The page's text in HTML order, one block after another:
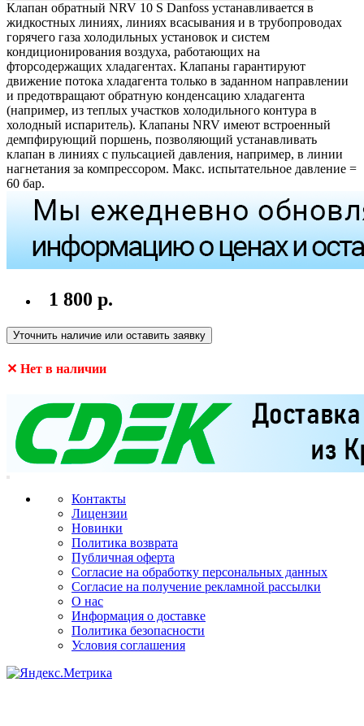
Клапан обратный NRV 10 S Danfoss устанавливается в
жидкостных линиях, линиях всасывания и в трубопроводах
горячего газа холодильных установок и систем
кондиционирования воздуха, работающих на
фторсодержащих хладагентах. Клапаны гарантируют
движение потока хладагента только в заданном направлении
и предотвращают обратную конденсацию хладагента
(например, из теплых участков холодильного контура в
холодный испаритель). Клапаны NRV имеют встроенный
демпфирующий поршень, позволяющий устанавливать
клапан в линиях с пульсацией давления, например, в линии
нагнетания за компрессором. Макс. испытательное давление =
60 бар.
1 800 р.
Уточнить наличие или оставить заявку
✕ Нет в наличии
Контакты
Лицензии
Новинки
Политика возврата
Публичная оферта
Согласие на обработку персональных данных
Согласие на получение рекламной рассылки
О нас
Информация о доставке
Политика безопасности
Условия соглашения